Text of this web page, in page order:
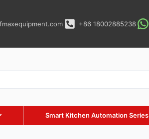
+86 18002885238
Smart Kitchen Automation Series